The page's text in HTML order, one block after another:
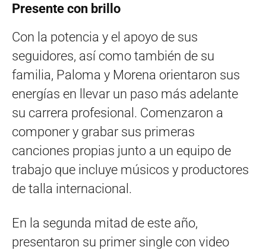
Presente con brillo
Con la potencia y el apoyo de sus
seguidores, así como también de su
familia, Paloma y Morena orientaron sus
energías en llevar un paso más adelante
su carrera profesional. Comenzaron a
componer y grabar sus primeras
canciones propias junto a un equipo de
trabajo que incluye músicos y productores
de talla internacional.
En la segunda mitad de este año,
presentaron su primer single con video